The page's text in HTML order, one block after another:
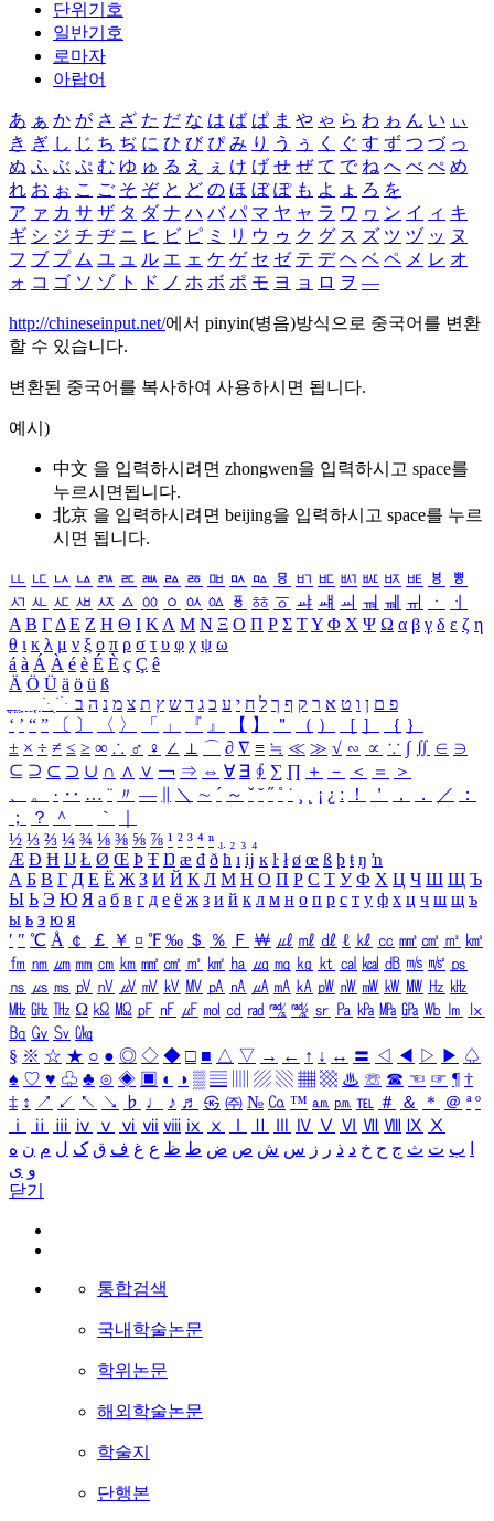
단위기호
일반기호
로마자
아랍어
あ ぁ か が さ ざ た だ な は ば ぱ ま や ゃ ら わ ゎ ん い ぃ
き ぎ し じ ち ぢ に ひ び ぴ み り う ぅ く ぐ す ず つ づ っ
ぬ ふ ぶ ぷ む ゆ ゅ る え ぇ け げ せ ぜ て で ね へ べ ぺ め
れ お ぉ こ ご そ ぞ と ど の ほ ぼ ぽ も よ ょ ろ を
ア ァ カ サ ザ タ ダ ナ ハ バ パ マ ヤ ャ ラ ワ ヮ ン イ ィ キ
ギ シ ジ チ ヂ ニ ヒ ビ ピ ミ リ ウ ゥ ク グ ス ズ ツ ヅ ッ ヌ
フ ブ プ ム ユ ュ ル エ ェ ケ ゲ セ ゼ テ デ ヘ ベ ペ メ レ オ
ォ コ ゴ ソ ゾ ト ド ノ ホ ボ ポ モ ヨ ョ ロ ヲ ―
http://chineseinput.net/에서 pinyin(병음)방식으로 중국어를 변환
할 수 있습니다.
변환된 중국어를 복사하여 사용하시면 됩니다.
예시)
中文 을 입력하시려면 zhongwen을 입력하시고 space를
누르시면됩니다.
北京 을 입력하시려면 beijing을 입력하시고 space를 누르
시면 됩니다.
ㅥ ㅦ ㅧ ㅨ ㅩ ㅪ ㅫ ㅬ ㅭ ㅮ ㅯ ㅰ ㅱ ㅲ ㅳ ㅴ ㅵ ㅶ ㅷ ㅸ
ㅹ
ㅺ ㅻ ㅼ ㅽ ㅾ ㅿ ㆀ ㆁ ㆂ ㆃ ㆄ ㆅ ㆆ ㆇ ㆈ ㆉ ㆊ ㆋ ㆌ ㆍ
ㆎ
Α Β ΓΔ Ε Ζ Η Θ Ι ΚΛ Μ Ν Ξ Ο Π Ρ Σ ΤΥ Φ Χ Ψ Ω α β γ δ ε ζ η
θ ι κ λ μ ν ξ ο π ρ σ τ υ φ χ ψ ω
á à Á À é è É È ç Ç ê
Ä Ö Ü ä ö ü ß
ִֶֹ ֻּ ׁׂ פ ם ן ו ט א ר ק ף ך ל ח י ע כ ג ד ש ץ ת צ מ נ ה ב
‘ ’ “ ” 〔 〕 〈 〉 「 」 『 』 【 】 ＂ （ ） ［ ］ ｛ ｝
± × ÷ ≠ ≤ ≥ ∞ ∴ ♂ ♀ ∠ ⊥ ⌒ ∂ ∇ ≡ ≒ ≪ ≫ √ ∽ ∝ ∵ ∫ ∬ ∈ ∋
⊆ ⊇ ⊂ ⊃ ∪ ∩ ∧ ∨ ￢ ⇒ ⇔ ∀ ∃ ∮ ∑ ∏ ＋ － ＜ ＝
＞
、
。 · ‥ … ¨ 〃 ― ＼ ∼ ´ ～ ˇ ˘ ˝ ˚ ˙ ¸ ¡ ¿ ː ！ ＇ ， ． ／
：
；
？ ＾ ｀
½ ⅓ ⅔ ¼ ¾ ⅛ ⅜ ⅝ ⅞ ¹ ² ³ ⁴ ⁿ ₁ ₂ ₃ ₄
Æ Ð Ħ Ĳ Ł Ø Œ Þ Ŧ Ŋ æ đ ð ħ ı ĳ ĸ ŀ ł ø œ ß þ ŧ ŋ ŉ
А Б В Г Д Е Ё Ж З И Й К Л М Н О П Р С Т У Ф Х Ц Ч Ш Щ Ъ
Ы Ь Э Ю Я а б в г д е ё ж з и й к л м н о п р с т у ф х ц ч ш щ ъ
ы ь э ю я
′ ″ ℃ Å ￠ ￡ ￥ ¤ ℉ ‰ ＄ ％ Ｆ ￦ ㎕ ㎖ ㎗ ℓ ㎘ ㏄ ㎣ ㎤ ㎥ ㎦
㎙ ㎚ ㎛ ㎜ ㎝ ㎞ ㎟ ㎠ ㎡ ㎢ ㏊ ㎍ ㎎ ㎏ ㏏ ㎈ ㎉ ㏈ ㎧ ㎨ ㎰
㎱ ㎲ ㎳ ㎴ ㎵ ㎶ ㎷ ㎸ ㎹ ㎀ ㎁ ㎂ ㎃ ㎄ ㎺ ㎻ ㎽ ㎾ ㎿ ㎐ ㎑
㎒ ㎓ ㎔ Ω ㏀ ㏁ ㎊ ㎋ ㎌ ㏖ ㏅ ㎭ ㎮ ㎯ ㏛ ㎩ ㎪ ㎫ ㎬ ㏝ ㏐
㏓
㏃ ㏉ ㏜ ㏆
§ ※ ☆ ★ ○ ● ◎ ◇ ◆ □ ■ △ ▽ → ← ↑ ↓ ↔ 〓 ◁ ◀ ▷ ▶ ♤
♠ ♡ ♥ ♧ ♣ ⊙ ◈ ▣ ◐ ◑ ▒ ▤ ▨ ▧ ▦ ▩ ♨ ☏ ☎ ☜ ☞ ¶ †
‡ ↕ ↗ ↙ ↖ ↘ ♭ ♩ ♪ ♬ ㉿ ㈜ № ㏇ ™ ㏂ ㏘ ℡ ＃ ＆ ＊ ＠ ª º
ⅰ
ⅱ ⅲ ⅳ ⅴ ⅵ ⅶ ⅷ ⅸ ⅹ Ⅳ Ⅴ Ⅵ Ⅶ Ⅷ Ⅸ Ⅹ
ب ت ث ج ح خ د ذ ر ز س ش ص ض ط ظ ع غ ف ق ک ل م ن ه
و ی
닫기
통합검색
국내학술논문
학위논문
해외학술논문
학술지
단행본